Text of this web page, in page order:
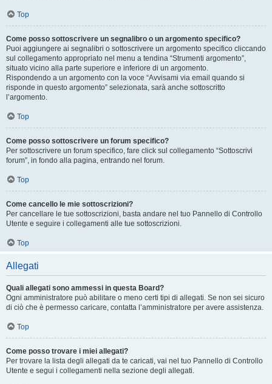
Top
Come posso sottoscrivere un segnalibro o un argomento specifico?
Puoi aggiungere ai segnalibri o sottoscrivere un argomento specifico cliccando
sul collegamento appropriato nel menu a tendina “Strumenti argomento”,
situato vicino alla parte superiore e inferiore di un argomento.
Rispondendo a un argomento con la voce “Avvisami via email quando si
risponde in questo argomento” selezionata, sarà anche sottoscritto
l’argomento.
Top
Come posso sottoscrivere un forum specifico?
Per sottoscrivere un forum specifico, fare click sul collegamento “Sottoscrivi
forum”, in fondo alla pagina, entrando nel forum.
Top
Come cancello le mie sottoscrizioni?
Per cancellare le tue sottoscrizioni, basta andare nel tuo Pannello di Controllo
Utente e seguire i collegamenti alle tue sottoscrizioni.
Top
Allegati
Quali allegati sono ammessi in questa Board?
Ogni amministratore può abilitare o meno certi tipi di allegati. Se non sei sicuro
di ciò che è permesso caricare, contatta l’amministratore per avere assistenza.
Top
Come posso trovare i miei allegati?
Per trovare la lista degli allegati da te caricati, vai nel tuo Pannello di Controllo
Utente e segui i collegamenti nella sezione degli allegati.